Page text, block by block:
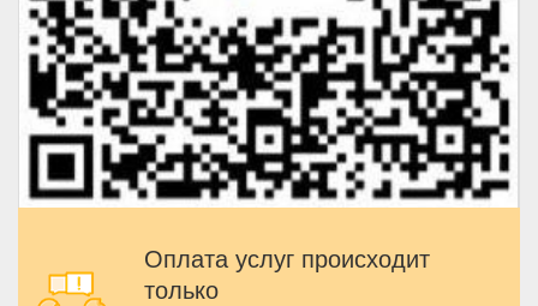
Оплата услуг происходит
только